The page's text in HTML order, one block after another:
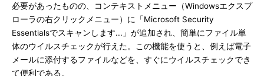
必要があったものの、コンテキストメニュー（Windowsエクスプ
ローラの右クリックメニュー）に「Microsoft Security
Essentialsでスキャンします...」が追加され、簡単にファイル単
体のウイルスチェックが行えた。この機能を使うと、例えば電子
メールに添付するファイルなどを、すぐにウイルスチェックでき
て便利である。